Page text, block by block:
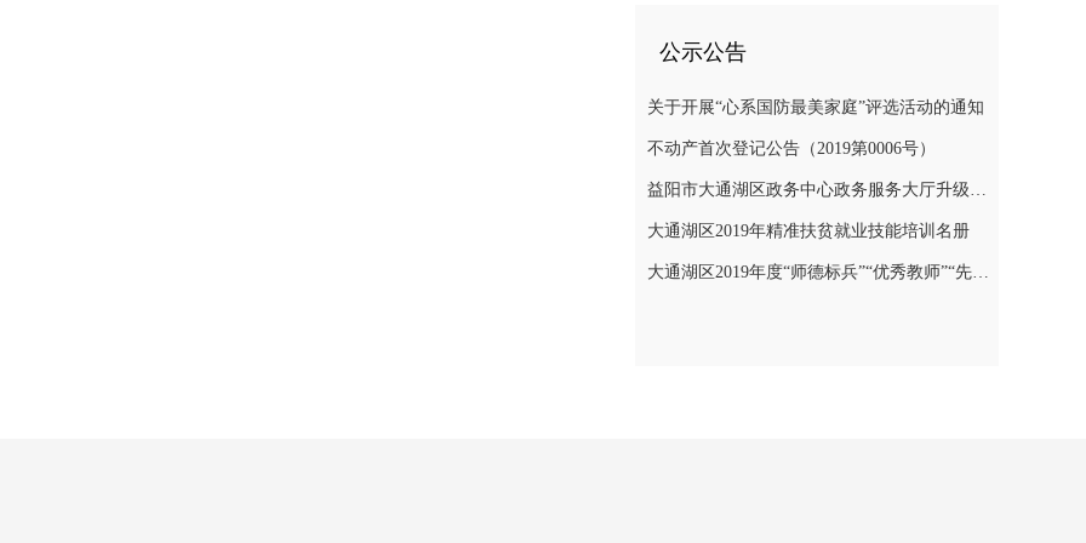
公示公告
关于开展“心系国防最美家庭”评选活动的通知
不动产首次登记公告（2019第0006号）
益阳市大通湖区政务中心政务服务大厅升级改造项目竞争性磋商邀请公告
大通湖区2019年精准扶贫就业技能培训名册
大通湖区2019年度“师德标兵”“优秀教师”“先进教育工作者”名单